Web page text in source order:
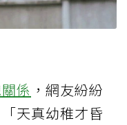
係 ，網友紛紛
「天真幼稚才昏